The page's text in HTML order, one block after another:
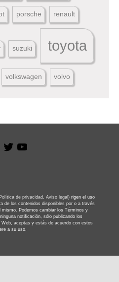
porsche renault
suzuki toyota
volkswagen volvo
Facebook
Twitter
de privacidad, Aviso legal) rigen el uso
de los contenidos disponibles por o a través
mismo. Podemos cambiar los Términos y
notificación, sólo publicando los
aceptas y estás de acuerdo con estos
a su uso.